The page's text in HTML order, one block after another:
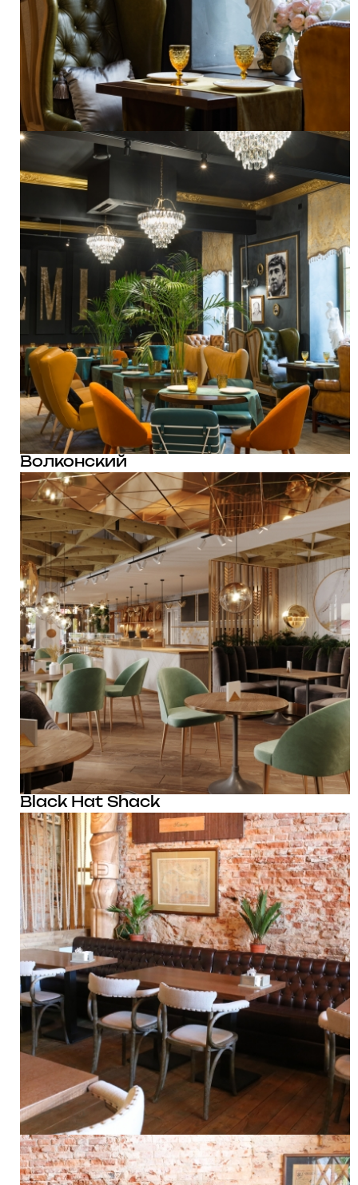
Волконский
Black Hat Shack